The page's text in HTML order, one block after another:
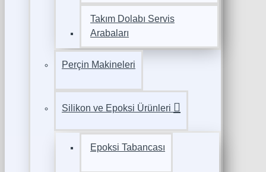
Takım Dolabı Servis
Arabaları
Perçin Makineleri
Silikon ve Epoksi Ürünleri
Epoksi Tabancası